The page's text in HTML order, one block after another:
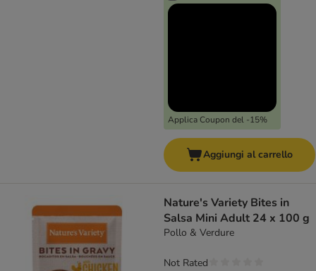
Applica Coupon del -15%
Aggiungi al carrello
Nature's Variety Bites in
Salsa Mini Adult 24 x 100 g
Pollo & Verdure
Not Rated